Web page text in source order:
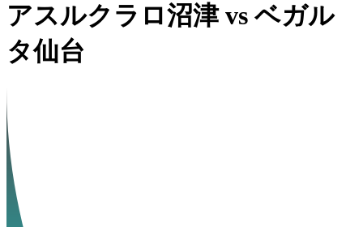
アスルクラロ沼津vs ベガル
タ仙台